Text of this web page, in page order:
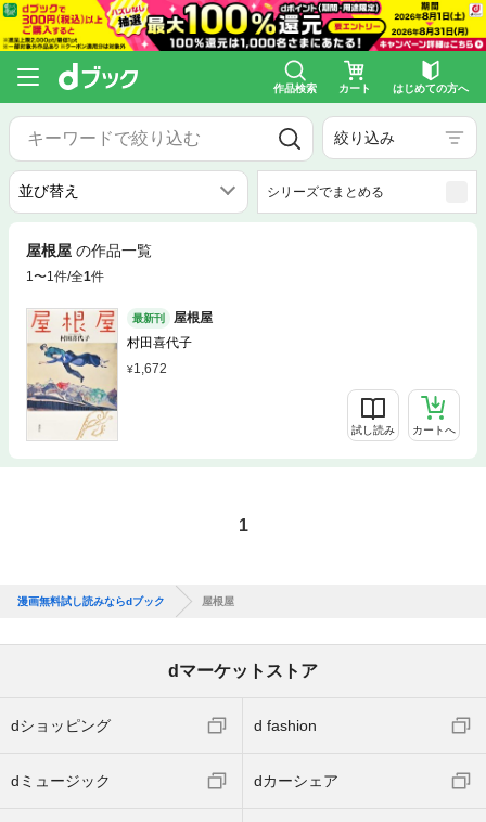
作品検索 カート はじめての方へ
絞り込み
シリーズでまとめる
屋根屋 の作品一覧
1〜1件/全1件
最新刊
屋根屋
村田喜代子
1,672
試し読み カートへ
1
漫画無料試し読みならdブック 屋根屋
dマーケットストア
dショッピング d fashion
dミュージック dカーシェア